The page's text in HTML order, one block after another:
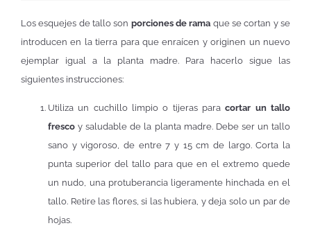
Los esquejes de tallo son porciones de rama que se cortan y se
introducen en la tierra para que enraícen y originen un nuevo
ejemplar igual a la planta madre. Para hacerlo sigue las
siguientes instrucciones:
Utiliza un cuchillo limpio o tijeras paracortar un tallo
fresco y saludable de la planta madre. Debe ser un tallo
sano y vigoroso, de entre 7 y 15 cm de largo. Corta la
punta superior del tallo para que en el extremo quede
un nudo, una protuberancia ligeramente hinchada en el
tallo. Retire las flores, si las hubiera, y deja solo un par de
hojas.